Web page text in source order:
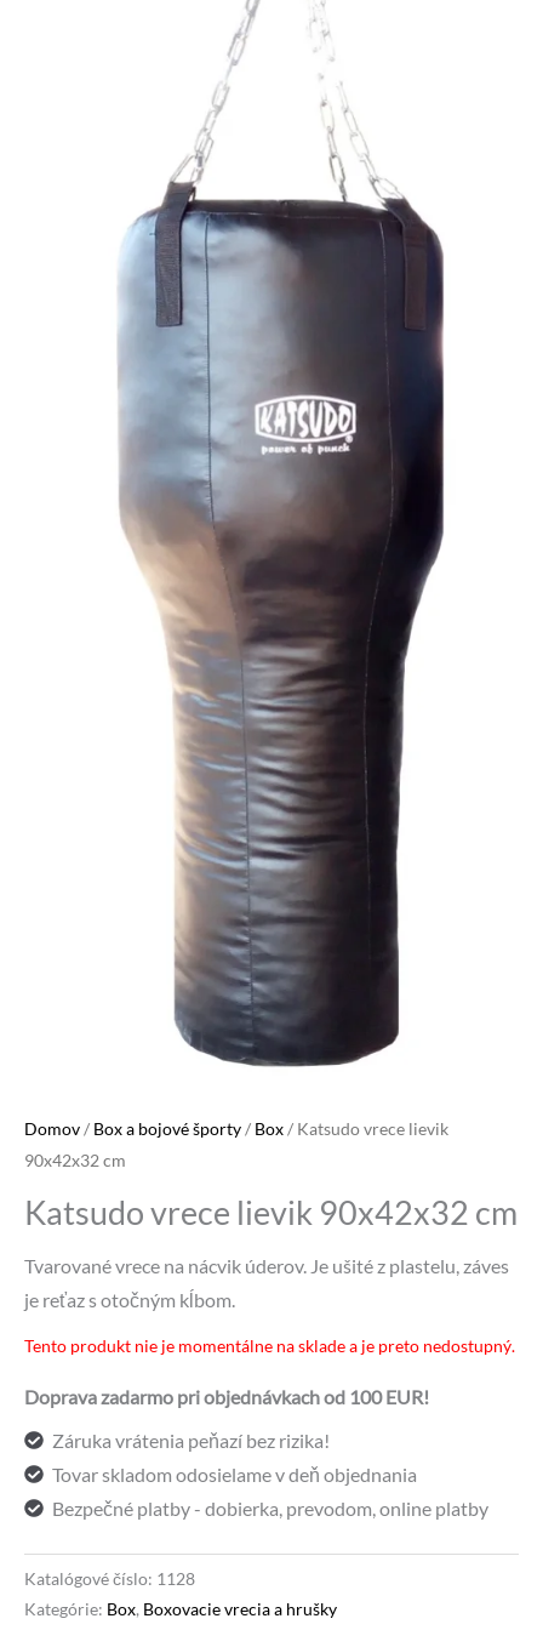
Domov/ Box a bojové športy/ Box/ Katsudo vrece lievik
90x42x32 cm
Katsudo vrece lievik 90x42x32 cm
Tvarované vrece na nácvik úderov. Je ušité z plastelu, záves
je reťaz s otočným kĺbom.
Tento produkt nie je momentálne na sklade a je preto nedostupný.
Alternative:
Doprava zadarmo pri objednávkach od 100 EUR!
Záruka vrátenia peňazí bez rizika!
Tovar skladom odosielame v deň objednania
Bezpečné platby - dobierka, prevodom, online platby
Katalógové číslo: 1128
Kategórie: Box, Boxovacie vrecia a hrušky